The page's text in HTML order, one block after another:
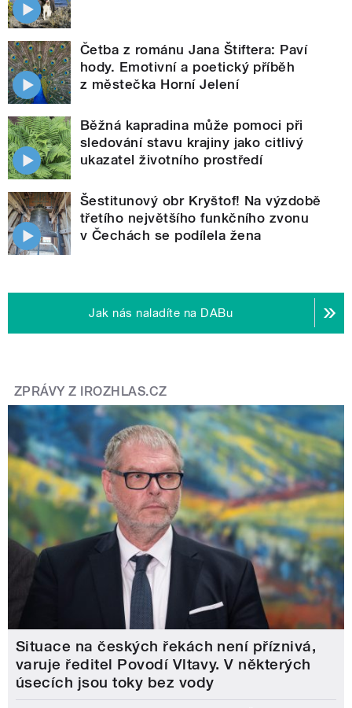
Četba z románu Jana Štiftera: Paví
hody. Emotivní a poetický příběh
z městečka Horní Jelení
Běžná kapradina může pomoci při
sledování stavu krajiny jako citlivý
ukazatel životního prostředí
Šestitunový obr Kryštof! Na výzdobě
třetího největšího funkčního zvonu
v Čechách se podílela žena
Jak nás naladíte na DABu
ZPRÁVY Z IROZHLAS.CZ
Situace na českých řekách není příznivá,
varuje ředitel Povodí Vltavy. V některých
úsecích jsou toky bez vody